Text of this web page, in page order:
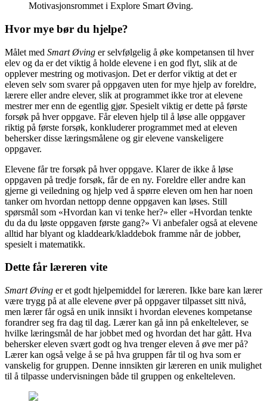
Motivasjonsrommet i Explore Smart Øving.
Hvor mye bør du hjelpe?
Målet med Smart Øving er selvfølgelig å øke kompetansen til hver
elev og da er det viktig å holde elevene i en god flyt, slik at de
opplever mestring og motivasjon. Det er derfor viktig at det er
eleven selv som svarer på oppgaven uten for mye hjelp av foreldre,
lærere eller andre elever, slik at programmet ikke tror at elevene
mestrer mer enn de egentlig gjør. Spesielt viktig er dette på første
forsøk på hver oppgave. Får eleven hjelp til å løse alle oppgaver
riktig på første forsøk, konkluderer programmet med at eleven
behersker disse læringsmålene og gir elevene vanskeligere
oppgaver.
Elevene får tre forsøk på hver oppgave. Klarer de ikke å løse
oppgaven på tredje forsøk, får de en ny. Foreldre eller andre kan
gjerne gi veiledning og hjelp ved å spørre eleven om hen har noen
tanker om hvordan nettopp denne oppgaven kan løses. Still
spørsmål som «Hvordan kan vi tenke her?» eller «Hvordan tenkte
du da du løste oppgaven første gang?» Vi anbefaler også at elevene
alltid har blyant og kladdeark/kladdebok framme når de jobber,
spesielt i matematikk.
Dette får læreren vite
Smart Øving er et godt hjelpemiddel for læreren. Ikke bare kan lærer
være trygg på at alle elevene øver på oppgaver tilpasset sitt nivå,
men lærer får også en unik innsikt i hvordan elevenes kompetanse
forandrer seg fra dag til dag. Lærer kan gå inn på enkeltelever, se
hvilke læringsmål de har jobbet med og hvordan det har gått. Hva
behersker eleven svært godt og hva trenger eleven å øve mer på?
Lærer kan også velge å se på hva gruppen får til og hva som er
vanskelig for gruppen. Denne innsikten gir læreren en unik mulighet
til å tilpasse undervisningen både til gruppen og enkelteleven.